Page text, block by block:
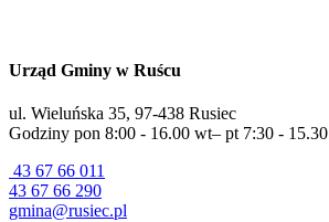
Urząd Gminy w Ruścu
ul. Wieluńska 35, 97-438 Rusiec
Godziny pon 8:00 - 16.00 wt– pt 7:30 - 15.30
43 67 66 011
43 67 66 290
gmina@rusiec.pl